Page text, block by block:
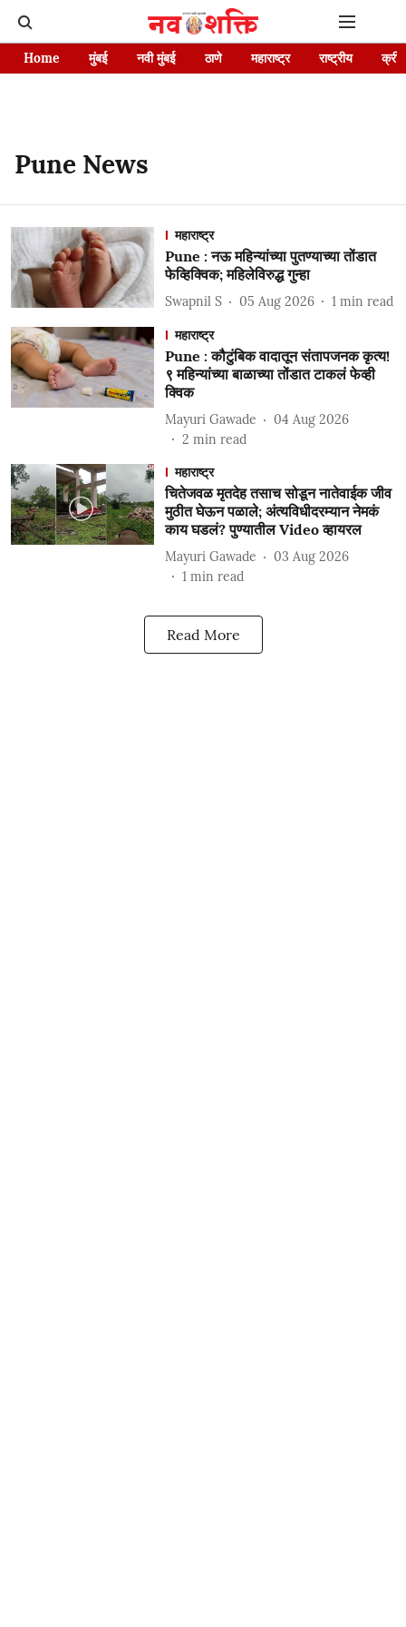
Home मुंबई नवी मुंबई ठाणे महाराष्ट्र राष्ट्रीय
Pune News
महाराष्ट्र
Pune : नऊ महिन्यांच्या पुतण्याच्या तोंडात
फेव्हिक्विक; महिलेविरुद्ध गुन्हा
Swapnil S 05 Aug 2026 1 min read
महाराष्ट्र
Pune : कौटुंबिक वादातून संतापजनक कृत्य!
९ महिन्यांच्या बाळाच्या तोंडात टाकलं फेव्ही
क्विक
Mayuri Gawade
04 Aug 2026
2 min read
महाराष्ट्र
चितेजवळ मृतदेह तसाच सोडून नातेवाईक जीव
मुठीत घेऊन पळाले; अंत्यविधीदरम्यान नेमकं
काय घडलं? पुण्यातील Video व्हायरल
Mayuri Gawade
03 Aug 2026
1 min read
Read More